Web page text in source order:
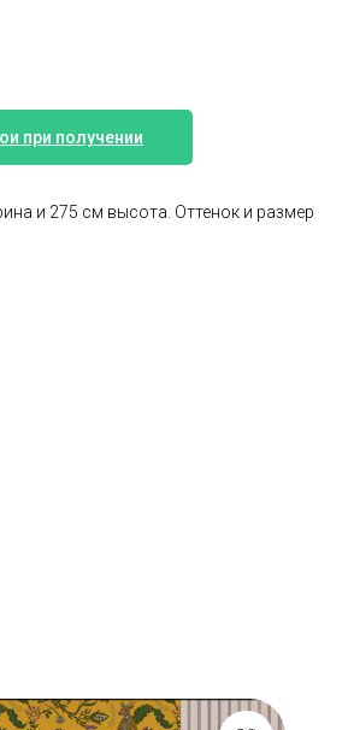
при получении
и 275 см высота. Оттенок и размер